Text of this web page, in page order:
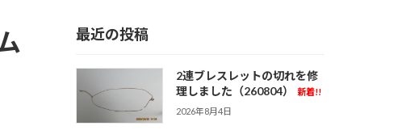
最近の投稿
2連ブレスレットの切れを修
理しました（260804）
新着!!
2026年8月4日